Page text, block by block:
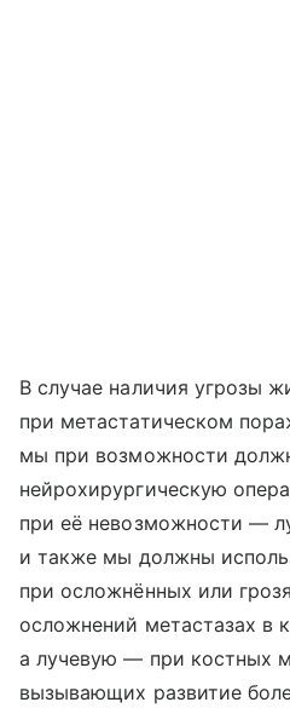
В случае наличия угрозы
при метастатическом
мы при возможности
нейрохирургическую
при её невозможности —
и также мы должны
при осложнённых или
осложнений метастазах в
а лучевую — при костных
вызывающих развитие